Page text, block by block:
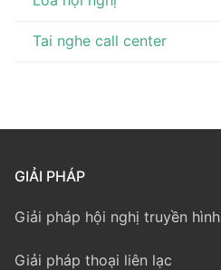
Tai nghe call center
GIẢI PHÁP
Giải pháp hội nghị truyền hình
Giải pháp thoại liên lạc